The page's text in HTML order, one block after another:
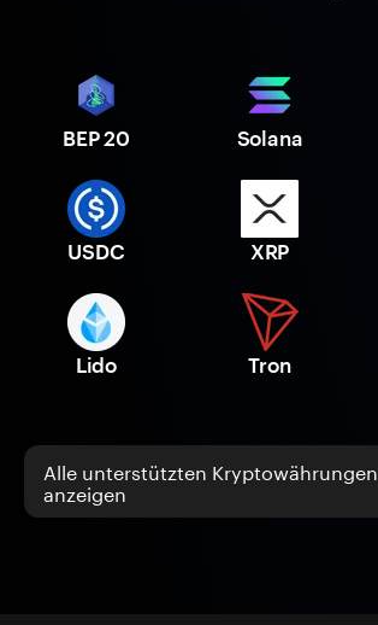
BEP 20 Solana
USDC XRP
Lido Tron
Alle unterstützten Kryptowährungen
anzeigen